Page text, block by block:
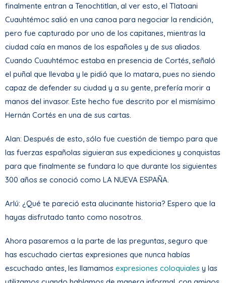
finalmente entran a Tenochtitlan, al ver esto, el Tlatoani
Cuauhtémoc salió en una canoa para negociar la rendición,
pero fue capturado por uno de los capitanes, mientras la
ciudad caía en manos de los españoles y de sus aliados.
Cuando Cuauhtémoc estaba en presencia de Cortés, señaló
el puñal que llevaba y le pidió que lo matara, pues no siendo
capaz de defender su ciudad y a su gente, prefería morir a
manos del invasor. Este hecho fue descrito por el mismísimo
Hernán Cortés en una de sus cartas.
Alan: Después de esto, sólo fue cuestión de tiempo para que
las fuerzas españolas siguieran sus expediciones y conquistas
para que finalmente se fundara lo que durante los siguientes
300 años se conoció como LA NUEVA ESPAÑA.
Arlú: ¿Qué te pareció esta alucinante historia? Espero que la
hayas disfrutado tanto como nosotros.
Ahora pasaremos a la parte de las preguntas, seguro que
has escuchado ciertas expresiones que nunca habías
escuchado antes, les llamamos expresiones coloquiales y las